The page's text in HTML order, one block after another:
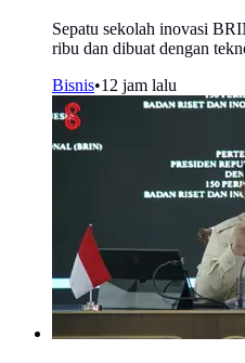
Sepatu sekolah inovasi
ribu dan dibuat dengan
Bisnis•12 jam lalu